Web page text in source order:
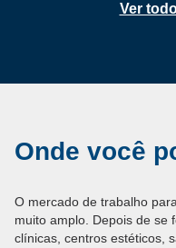
Ver
Onde você
O mercado de trabalho
muito amplo. Depois de se
clínicas, centros estéticos,